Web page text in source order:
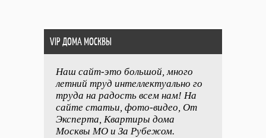
VIP ДОМА МОСКВЫ
Наш сайт-это большой, много
летний труд интеллектуально го
труда на радость всем нам! На
сайте статьи, фото-видео, От
Эксперта, Квартиры дома
Москвы МО и За Рубежом.